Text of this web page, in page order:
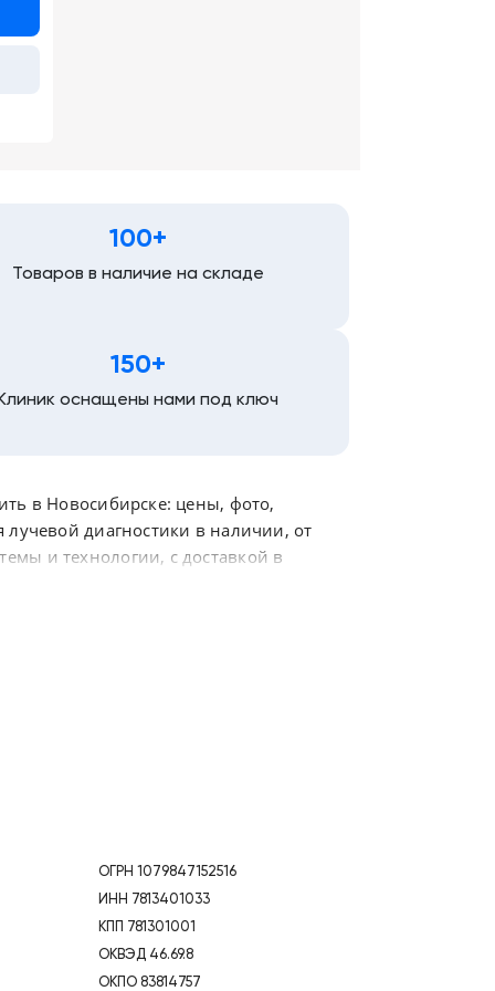
100+
Товаров в наличие на складе
150+
Клиник оснащены нами под ключ
в Новосибирске: цены, фото,
лучевой диагностики в наличии, от
и технологии, с доставкой в
ОГРН 1079847152516
ИНН 7813401033
КПП 781301001
ОКВЭД 46.69.8
ОКПО 83814757